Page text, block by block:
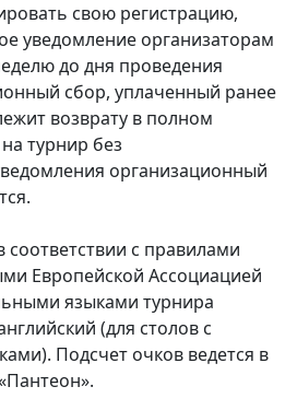
свою регистрацию,
уведомление организаторам
до дня проведения
сбор, уплаченный ранее
возврату в полном
турнир без
организационный
соответствии с правилами
Европейской Ассоциацией
языками турнира
(для столов с
Подсчет очков ведется в